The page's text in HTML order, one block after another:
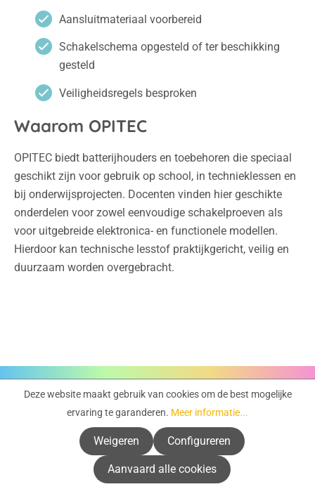
Aansluitmateriaal voorbereid
Schakelschema opgesteld of ter beschikking
gesteld
Veiligheidsregels besproken
Waarom OPITEC
OPITEC biedt batterijhouders en toebehoren die speciaal
geschikt zijn voor gebruik op school, in technieklessen en
bij onderwijsprojecten. Docenten vinden hier geschikte
onderdelen voor zowel eenvoudige schakelproeven als
voor uitgebreide elektronica- en functionele modellen.
Hierdoor kan technische lesstof praktijkgericht, veilig en
duurzaam worden overgebracht.
Servicehotline
Info & ondersteuning
Deze website maakt gebruik van cookies om de best mogelijke
ervaring te garanderen. Meer informatie...
Weigeren Configureren
Aanvaard alle cookies